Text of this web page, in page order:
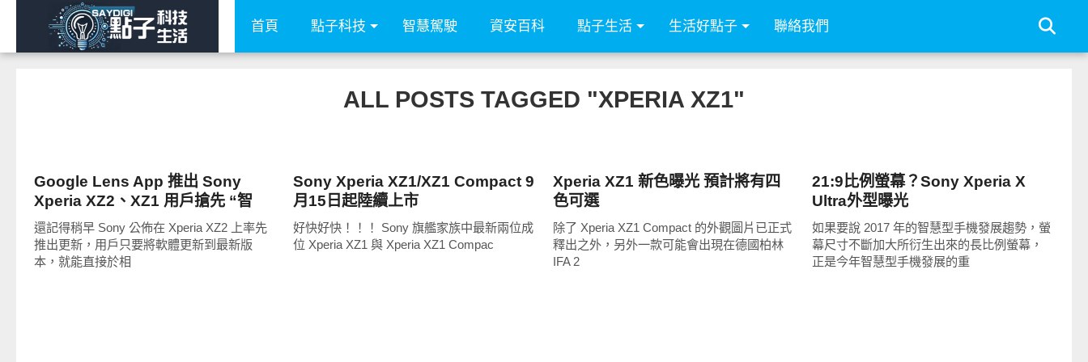
首頁 點子科技 智慧駕駛 資安百科 點子生活 生活好點子 聯絡我們
ALL POSTS TAGGED "XPERIA XZ1"
Google Lens App 推出 Sony
Xperia XZ2、XZ1 用戶搶先 “智
慧”
還記得稍早 Sony 公佈在 Xperia XZ2 上率先
推出更新，用戶只要將軟體更新到最新版
本，就能直接於相
Sony Xperia XZ1/XZ1 Compact 9
月15日起陸續上市
好快好快！！！ Sony 旗艦家族中最新兩位成
位 Xperia XZ1 與 Xperia XZ1 Compac
Xperia XZ1 新色曝光 預計將有四
色可選
除了 Xperia XZ1 Compact 的外觀圖片已正式
釋出之外，另外一款可能會出現在德國柏林
IFA 2
21:9比例螢幕？Sony Xperia X
Ultra外型曝光
如果要說 2017 年的智慧型手機發展趨勢，螢
幕尺寸不斷加大所衍生出來的長比例螢幕，
正是今年智慧型手機發展的重